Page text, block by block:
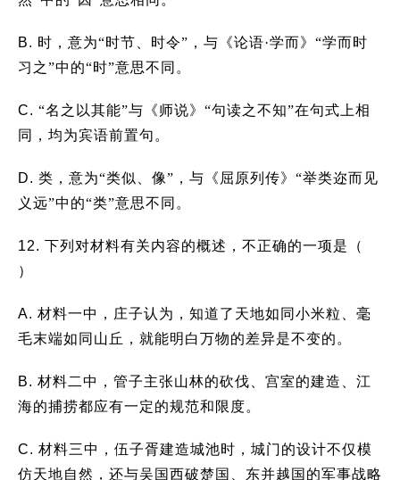
B. 时，意为“时节、时令”，与《论语·学而》“学而时
习之”中的“时”意思不同。
C. “名之以其能”与《师说》“句读之不知”在句式上相
同，均为宾语前置句。
D. 类，意为“类似、像”，与《屈原列传》“举类迩而见
义远”中的“类”意思不同。
12. 下列对材料有关内容的概述，不正确的一项是（
）
A. 材料一中，庄子认为，知道了天地如同小米粒、毫
毛末端如同山丘，就能明白万物的差异是不变的。
B. 材料二中，管子主张山林的砍伐、宫室的建造、江
海的捕捞都应有一定的规范和限度。
C. 材料三中，伍子胥建造城池时，城门的设计不仅模
仿天地自然，还与吴国西破楚国、东并越国的军事战略